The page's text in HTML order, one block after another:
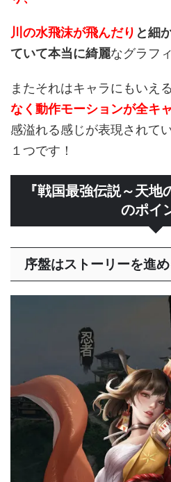
川の水飛沫が飛んだり と細
ていて本当に綺麗なグラフ
またそれはキャラにもいえ
なく動作モーションが全キ
感溢れる感じが表現されて
１つです！
『戦国最強伝説～天
のポイ
序盤はストーリーを進め